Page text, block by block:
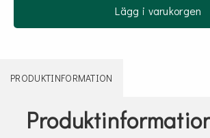
Lägg i varukorgen
PRODUKTINFORMATION